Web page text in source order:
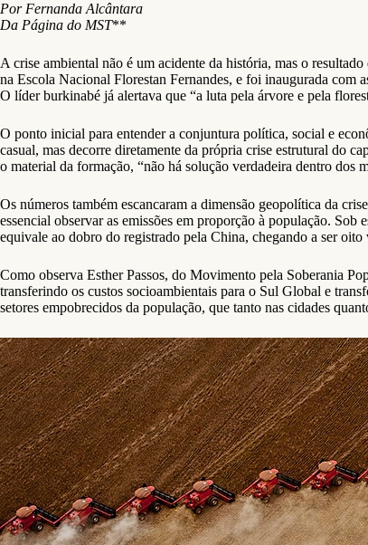
Por Fernanda Alcântara
Da Página do MST**
A crise ambiental não é um acidente da história, mas o
na Escola Nacional Florestan Fernandes, e foi inaugurada com
O líder burkinabé já alertava que “a luta pela árvore e pela
O ponto inicial para entender a conjuntura política, social e
casual, mas decorre diretamente da própria crise estrutural do
o material da formação, “não há solução verdadeira dentro dos
Os números também escancaram a dimensão geopolítica da
essencial observar as emissões em proporção à população.
equivale ao dobro do registrado pela China, chegando a ser oito
Como observa Esther Passos, do Movimento pela Soberania
transferindo os custos socioambientais para o Sul Global e
setores empobrecidos da população, que tanto nas cidades